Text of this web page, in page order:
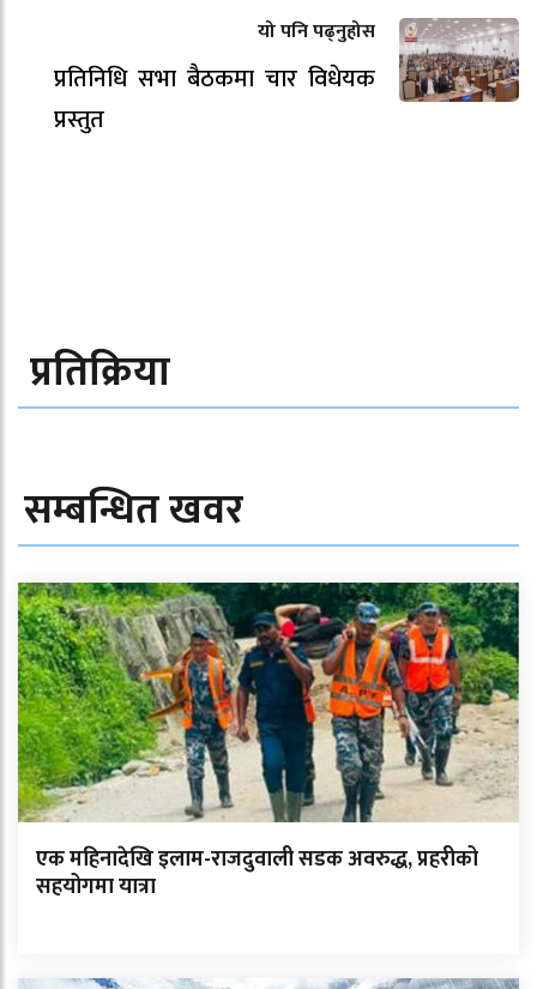
यो पनि पढ्नुहोस
प्रतिनिधि सभा बैठकमा चार विधेयक
प्रस्तुत
प्रतिक्रिया
सम्बन्धित खवर
एक महिनादेखि इलाम-राजदुवाली सडक अवरुद्ध, प्रहरीको
सहयोगमा यात्रा